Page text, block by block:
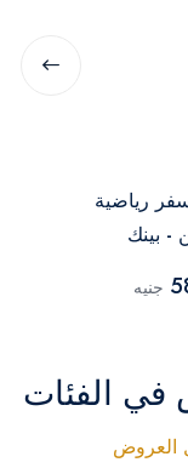
رياضية
- بينك
جنيه
الفئات
العروض